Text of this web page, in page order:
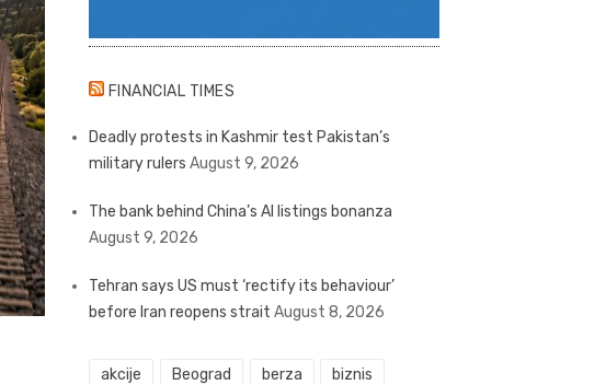
FINANCIAL TIMES
Deadly protests in Kashmir test Pakistan’s
military rulers August 9, 2026
The bank behind China’s AI listings bonanza
August 9, 2026
Tehran says US must ‘rectify its behaviour’
before Iran reopens strait August 8, 2026
akcije Beograd berza biznis